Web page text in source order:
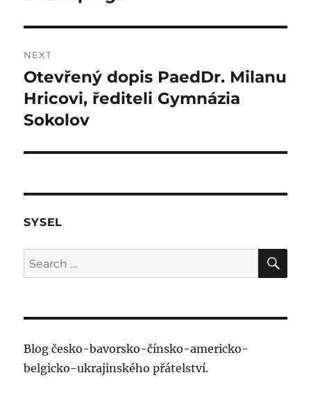
NEXT
Next
post:
Otevřený dopis PaedDr. Milanu
Hricovi, řediteli Gymnázia
Sokolov
SYSEL
Search
for:
Blog česko-bavorsko-čínsko-americko-
belgicko-ukrajinského přátelství.